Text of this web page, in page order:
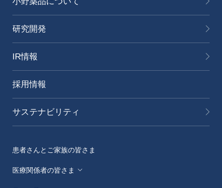
研究開発
IR情報
採用情報
サステナビリティ
患者さんとご家族の皆さま
医療関係者の皆さま